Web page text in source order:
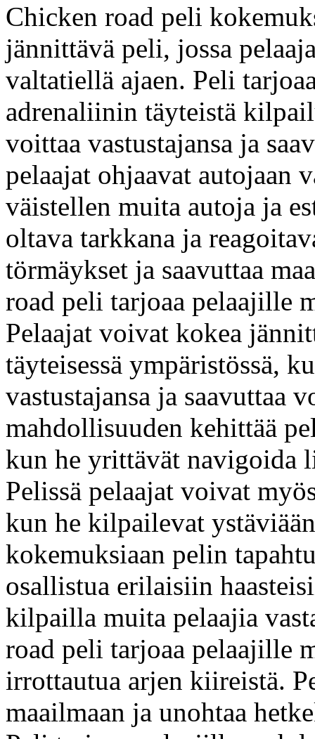
Chicken road peli
jännittävä peli, jossa
valtatiellä ajaen. Peli
adrenaliinin täyteistä
voittaa vastustajansa ja
pelaajat ohjaavat autojaan
väistellen muita autoja ja
oltava tarkkana ja
törmäykset ja saavuttaa
road peli tarjoaa pelaajille
Pelaajat voivat kokea
täyteisessä ympäristössä,
vastustajansa ja saavuttaa
mahdollisuuden kehittää
kun he yrittävät navigoida
Pelissä pelaajat voivat
kun he kilpailevat
kokemuksiaan pelin
osallistua erilaisiin
kilpailla muita pelaajia
road peli tarjoaa pelaajille
irrottautua arjen kiireistä.
maailmaan ja unohtaa